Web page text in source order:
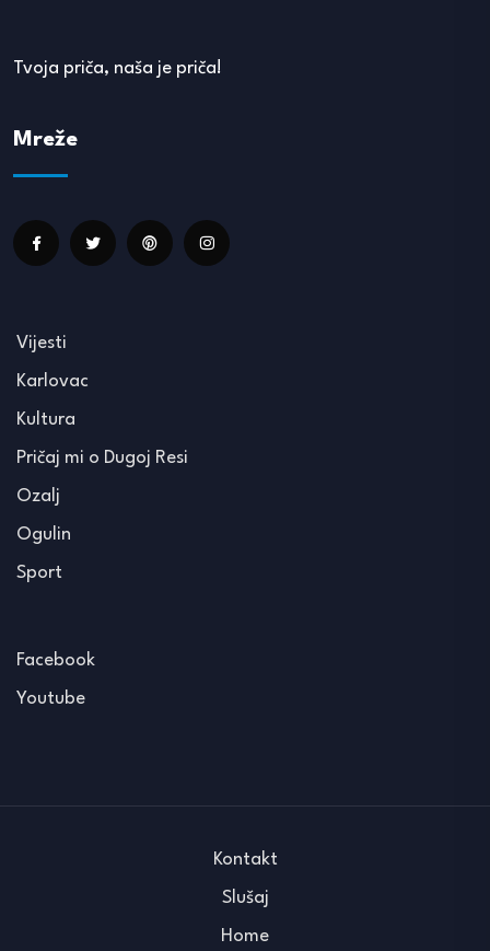
Tvoja priča, naša je priča!
Mreže
Vijesti
Karlovac
Kultura
Pričaj mi o Dugoj Resi
Ozalj
Ogulin
Sport
Facebook
Youtube
Kontakt
Slušaj
Home